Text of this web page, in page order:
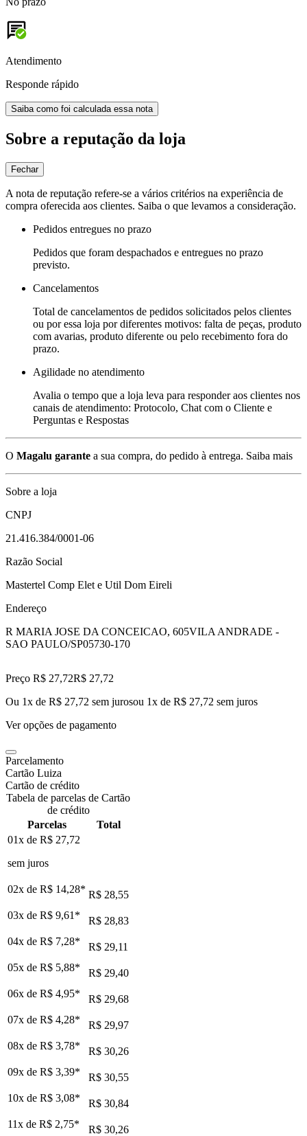
Atendimento
Responde rápido
Saiba como foi calculada essa nota
Sobre a reputação da loja
Fechar
A nota de reputação refere-se a vários critérios na experiência de
compra oferecida aos clientes. Saiba o que levamos a consideração.
Pedidos entregues no prazo
Pedidos que foram despachados e entregues no prazo
previsto.
Cancelamentos
Total de cancelamentos de pedidos solicitados pelos clientes
ou por essa loja por diferentes motivos: falta de peças, produto
com avarias, produto diferente ou pelo recebimento fora do
prazo.
Agilidade no atendimento
Avalia o tempo que a loja leva para responder aos clientes nos
canais de atendimento: Protocolo, Chat com o Cliente e
Perguntas e Respostas
O Magalu garante a sua compra, do pedido à entrega. Saiba mais
Sobre a loja
CNPJ
21.416.384/0001-06
Razão Social
Mastertel Comp Elet e Util Dom Eireli
Endereço
R MARIA JOSE DA CONCEICAO, 605VILA ANDRADE -
SAO PAULO/SP05730-170
Preço R$ 27,72R$ 27,72
Ou 1x de R$ 27,72 sem jurosou 1x de R$ 27,72 sem juros
Ver opções de pagamento
Parcelamento
Cartão Luiza
Cartão de crédito
Tabela de parcelas de Cartão
de crédito
Parcelas
Total
01x de R$ 27,72
sem juros
02x de R$ 14,28* R$ 28,55
03x de R$ 9,61 *
R$ 28,83
04x de R$ 7,28*
R$ 29,11
05x de R$ 5,88*
R$ 29,40
06x de R$ 4,95*
R$ 29,68
07x de R$ 4,28*
R$ 29,97
08x de R$ 3,78*
R$ 30,26
09x de R$ 3,39*
R$ 30,55
10x de R$ 3,08*
R$ 30,84
11x de R$ 2,75*
R$ 30,26